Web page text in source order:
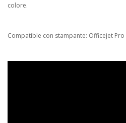
colore.
Compatible con stampante: Officejet Pro